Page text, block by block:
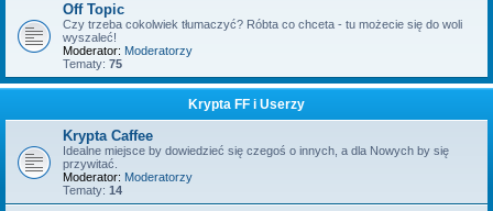
Off Topic
Czy trzeba cokolwiek tłumaczyć? Róbta co chceta - tu możecie się do woli
wyszaleć!
Moderator: Moderatorzy
Tematy: 75
Krypta FF i Userzy
Krypta Caffee
Idealne miejsce by dowiedzieć się czegoś o innych, a dla Nowych by się
przywitać.
Moderator: Moderatorzy
Tematy: 14